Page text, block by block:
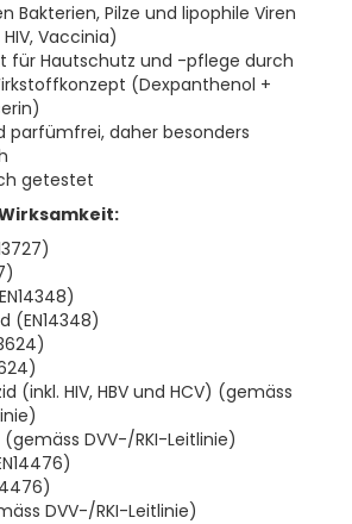
Bakterien, Pilze und lipophile Viren
HIV, Vaccinia)
für Hautschutz und -pflege durch
(Dexpanthenol +
daher besonders
getestet
(EN14348)
(inkl. HIV, HBV und HCV) (gemäss
DVV-/RKI-Leitlinie)
DVV-/RKI-Leitlinie)